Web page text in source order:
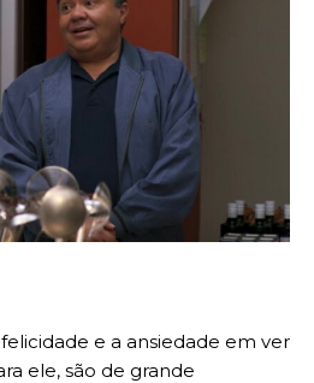
e a ansiedade em ver
ele, são de grande